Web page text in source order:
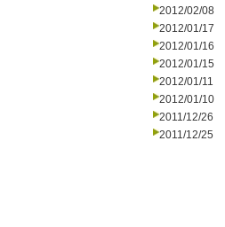
2012/02/08
2012/01/17
2012/01/16
2012/01/15
2012/01/11
2012/01/10
2011/12/26
2011/12/25